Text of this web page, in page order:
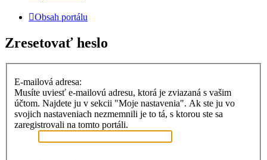
Obsah portálu
Zresetovať heslo
E-mailová adresa:
Musíte uviesť e-mailovú adresu, ktorá je zviazaná s vašim
účtom. Najdete ju v sekcii "Moje nastavenia". Ak ste ju vo
svojich nastaveniach nezmemnili je to tá, s ktorou ste sa
zaregistrovali na tomto portáli.